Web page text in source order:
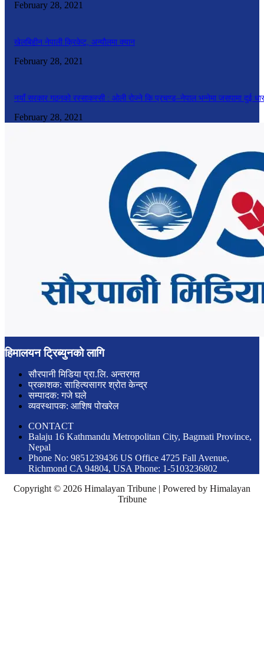
February 28, 2021
खेलबिहीन नेपाली क्रिकेट, अन्यौलमा क्यान
February 28, 2021
नयाँ सरकार गठनको रस्साकस्सी : ओली रोज्ने कि प्रचण्ड–नेपाल भन्नेमा जसपामा दुई धार
February 28, 2021
हिमालयन ट्रिब्युनको लागि
सौरपानी मिडिया प्रा.लि. अन्तरगत
प्रकाशक: साहित्यसागर श्रोत केन्द्र
सम्पादक: गजे घले
व्यवस्थापक: आशिष पोखरेल
CONTACT
Balaju 16 Kathmandu Metropolitan City, Bagmati Province,
Nepal
Phone No: 9851239436 US Office 4725 Fall Avenue,
Richmond CA 94804, USA Phone: 1-5103236802
Copyright © 2026 Himalayan Tribune | Powered by Himalayan
Tribune